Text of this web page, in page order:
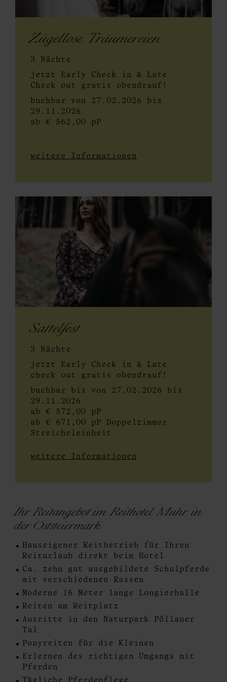
Zügellose Träumereien
3 Nächte
jetzt Early Check in & Late
Check out gratis obendrauf!
buchbar von 27.02.2026 bis
29.11.2026
ab € 562,00 pP
weitere Informationen
Sattelfest
3 Nächte
jetzt Early Check in & Late
check out gratis obendrauf!
buchbar bis von 27.02.2026 bis
29.11.2026
ab € 572,00 pP
ab € 671,00 pP Doppelzimmer
Streicheleinheit
weitere Informationen
Ihr Reitangebot im Reithotel Muhr in
der Oststeiermark
Hauseigener Reitbetrieb für Ihren
Reiturlaub direkt beim Hotel
Ca. zehn gut ausgebildete Schulpferde
mit verschiedenen Rassen
Moderne 16 Meter lange Longierhalle
Reiten am Reitplatz
Ausritte in den Naturpark Pöllauer
Tal
Ponyreiten für die Kleinen
Erlernen des richtigen Umgangs mit
Pferden
Tägliche Pferdepflege